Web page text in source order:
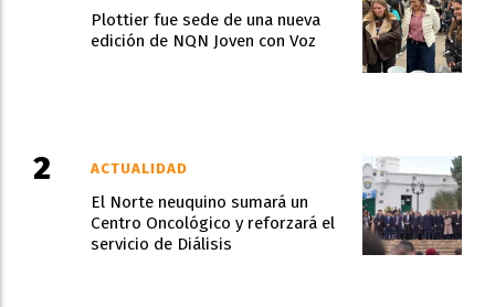
Plottier fue sede de una nueva
edición de NQN Joven con Voz
El Norte neuquino sumará un
Centro Oncológico y reforzará el
servicio de Diálisis
ACTUALIDAD